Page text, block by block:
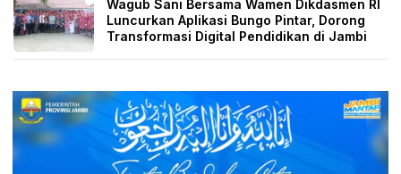
Wagub Sani Bersama Wamen Dikdasmen RI
Luncurkan Aplikasi Bungo Pintar, Dorong
Transformasi Digital Pendidikan di Jambi